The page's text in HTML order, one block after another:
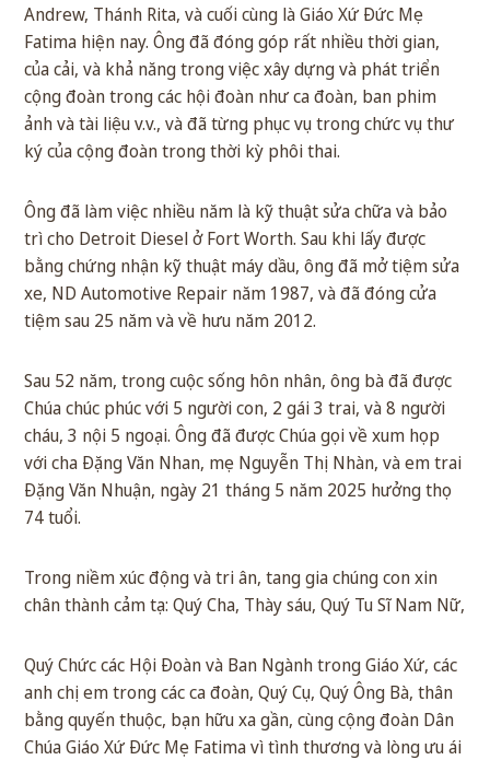
Andrew, Thánh Rita, và cuối cùng là Giáo Xứ Đức Mẹ
Fatima hiện nay. Ông đã đóng góp rất nhiều thời gian,
của cải, và khả năng trong việc xây dựng và phát triển
cộng đoàn trong các hội đoàn như ca đoàn, ban phim
ảnh và tài liệu v.v., và đã từng phục vụ trong chức vụ thư
ký của cộng đoàn trong thời kỳ phôi thai.
Ông đã làm việc nhiều năm là kỹ thuật sửa chữa và bảo
trì cho Detroit Diesel ở Fort Worth. Sau khi lấy được
bằng chứng nhận kỹ thuật máy dầu, ông đã mở tiệm sửa
xe, ND Automotive Repair năm 1987, và đã đóng cửa
tiệm sau 25 năm và về hưu năm 2012.
Sau 52 năm, trong cuộc sống hôn nhân, ông bà đã được
Chúa chúc phúc với 5 người con, 2 gái 3 trai, và 8 người
cháu, 3 nội 5 ngoại. Ông đã được Chúa gọi về xum họp
với cha Đặng Văn Nhan, mẹ Nguyễn Thị Nhàn, và em trai
Đặng Văn Nhuận, ngày 21 tháng 5 năm 2025 hưởng thọ
74 tuổi.
Trong niềm xúc động và tri ân, tang gia chúng con xin
chân thành cảm tạ: Quý Cha, Thày sáu, Quý Tu Sĩ Nam Nữ,
Quý Chức các Hội Đoàn và Ban Ngành trong Giáo Xứ, các
anh chị em trong các ca đoàn, Quý Cụ, Quý Ông Bà, thân
bằng quyến thuộc, bạn hữu xa gần, cùng cộng đoàn Dân
Chúa Giáo Xứ Đức Mẹ Fatima vì tình thương và lòng ưu ái